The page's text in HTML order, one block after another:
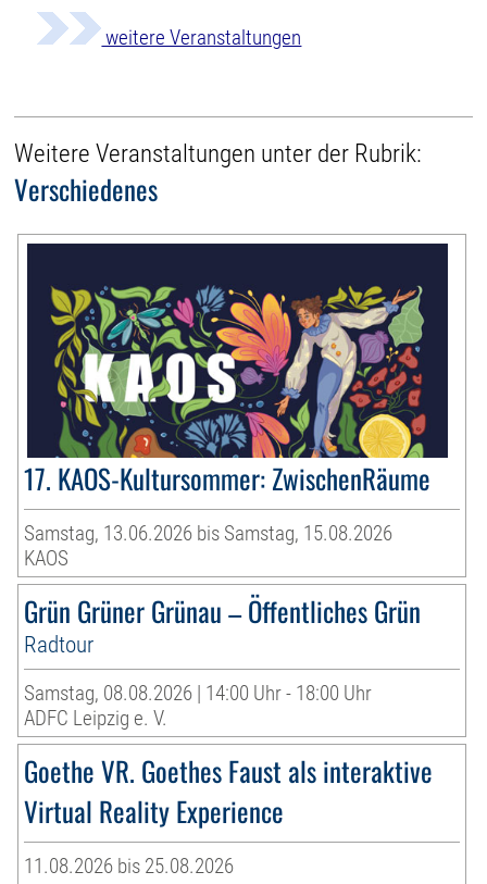
weitere Veranstaltungen
Weitere Veranstaltungen unter der Rubrik:
Verschiedenes
17. KAOS-Kultursommer: ZwischenRäume
Samstag, 13.06.2026 bis Samstag, 15.08.2026
KAOS
Grün Grüner Grünau – Öffentliches Grün
Radtour
Samstag, 08.08.2026 | 14:00 Uhr - 18:00 Uhr
ADFC Leipzig e. V.
Goethe VR. Goethes Faust als interaktive
Virtual Reality Experience
11.08.2026 bis 25.08.2026